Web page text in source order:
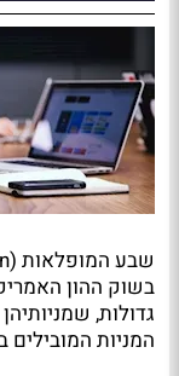
בשוק ההון
גדולות,
המניות